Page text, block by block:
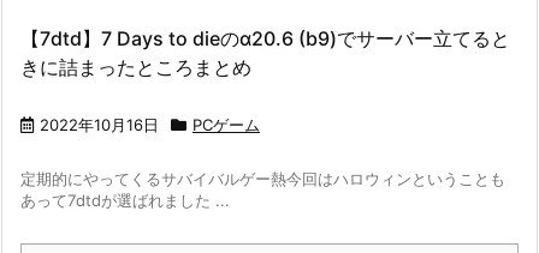
【7dtd】7 Days to dieのα20.6 (b9)でサーバー立てると
きに詰まったところまとめ
2022年10月16日 PCゲーム
定期的にやってくるサバイバルゲー熱今回はハロウィンということも
あって7dtdが選ばれました ...